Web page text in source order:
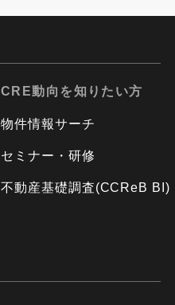
CRE動向を知りたい方
物件情報サーチ
セミナー・研修
不動産基礎調査(CCReB BI)